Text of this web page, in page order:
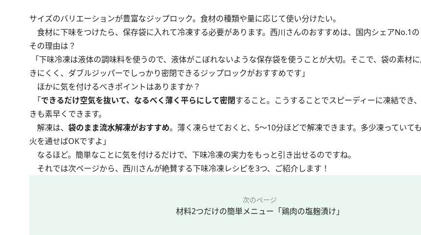
サイズのバリエーションが豊富なジップロック。食材の種類や量に応じて使い分けたい。
食材に下味をつけたら、保存袋に入れて冷凍する必要があります。西川さんのおすすめは、国内シェアNo.1の
その理由は？
「下味冷凍は液体の調味料を使うので、液体がこぼれないような保存袋を使うことが大切。そこで、袋の素材
きにくく、ダブルジッパーでしっかり密閉できるジップロックがおすすめです」
ほかに気を付けるべきポイントはありますか？
「できるだけ空気を抜いて、なるべく薄く平らにして密閉すること。こうすることでスピーディーに凍結でき
きも素早くできます。
解凍は、 袋のまま流水解凍がおすすめ。薄く凍らせておくと、5〜10分ほどで解凍できます。多少凍っていて
火を通せばOKですよ」
なるほど。簡単なことに気を付けるだけで、下味冷凍の実力をもっと引き出せるのですね。
それでは次ページから、西川さんが絶賛する下味冷凍レシピを3つ、ご紹介します！
次のページ
材料2つだけの簡単メニュー「鶏肉の塩麹漬け」